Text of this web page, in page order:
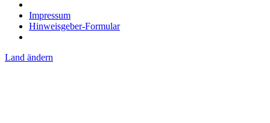
Impressum
Hinweisgeber-Formular
Land ändern